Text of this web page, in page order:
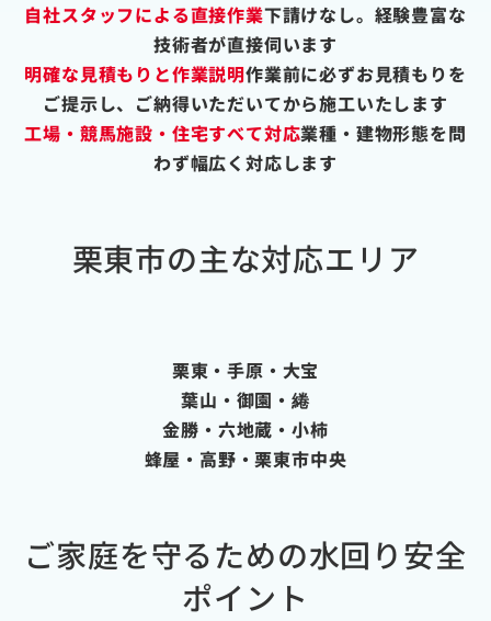
自社スタッフによる直接作業下請けなし。経験豊富な
技術者が直接伺います
明確な見積もりと作業説明作業前に必ずお見積もりを
ご提示し、ご納得いただいてから施工いたします
工場・競馬施設・住宅すべて対応業種・建物形態を問
わず幅広く対応します
栗東市の主な対応エリア
栗東・手原・大宝
葉山・御園・綣
金勝・六地蔵・小柿
蜂屋・高野・栗東市中央
ご家庭を守るための水回り安全
ポイント